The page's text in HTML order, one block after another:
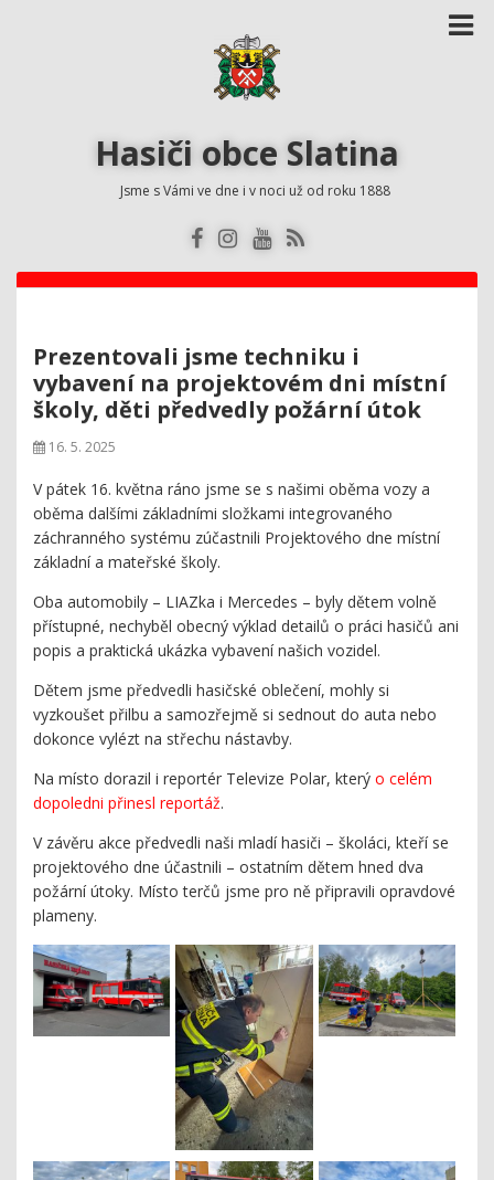
Hasiči obce Slatina
Jsme s Vámi ve dne i v noci už od roku 1888
Prezentovali jsme techniku i
vybavení na projektovém dni místní
školy, děti předvedly požární útok
16. 5. 2025
V pátek 16. května ráno jsme se s našimi oběma vozy a
oběma dalšími základními složkami integrovaného
záchranného systému zúčastnili Projektového dne místní
základní a mateřské školy.
Oba automobily – LIAZka i Mercedes – byly dětem volně
přístupné, nechyběl obecný výklad detailů o práci hasičů ani
popis a praktická ukázka vybavení našich vozidel.
Dětem jsme předvedli hasičské oblečení, mohly si
vyzkoušet přilbu a samozřejmě si sednout do auta nebo
dokonce vylézt na střechu nástavby.
Na místo dorazil i reportér Televize Polar, který o celém
dopoledni přinesl reportáž.
V závěru akce předvedli naši mladí hasiči – školáci, kteří se
projektového dne účastnili – ostatním dětem hned dva
požární útoky. Místo terčů jsme pro ně připravili opravdové
plameny.